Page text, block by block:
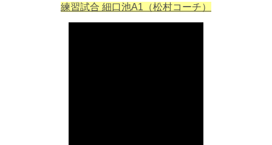
練習試合 細口池A1（松村コーチ）